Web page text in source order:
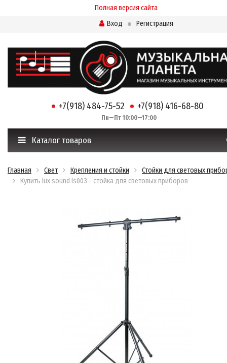
Полная версия сайта
Вход
Регистрация
+7(918) 484-75-52 +7(918) 416-68-80
Пн—Пт 10:00—17:00
Каталог товаров
Главная Свет Крепления и стойки
Стойки для световых
Купить lux sound ls003 - стойка для световых приборов